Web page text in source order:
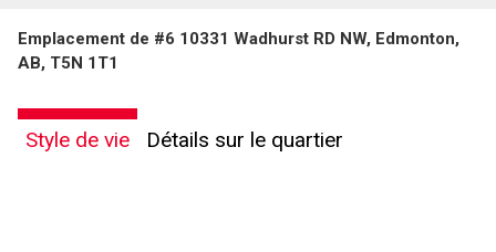
Emplacement de #6 10331 Wadhurst RD NW, Edmonton,
AB, T5N 1T1
Style de vie Détails sur le quartier